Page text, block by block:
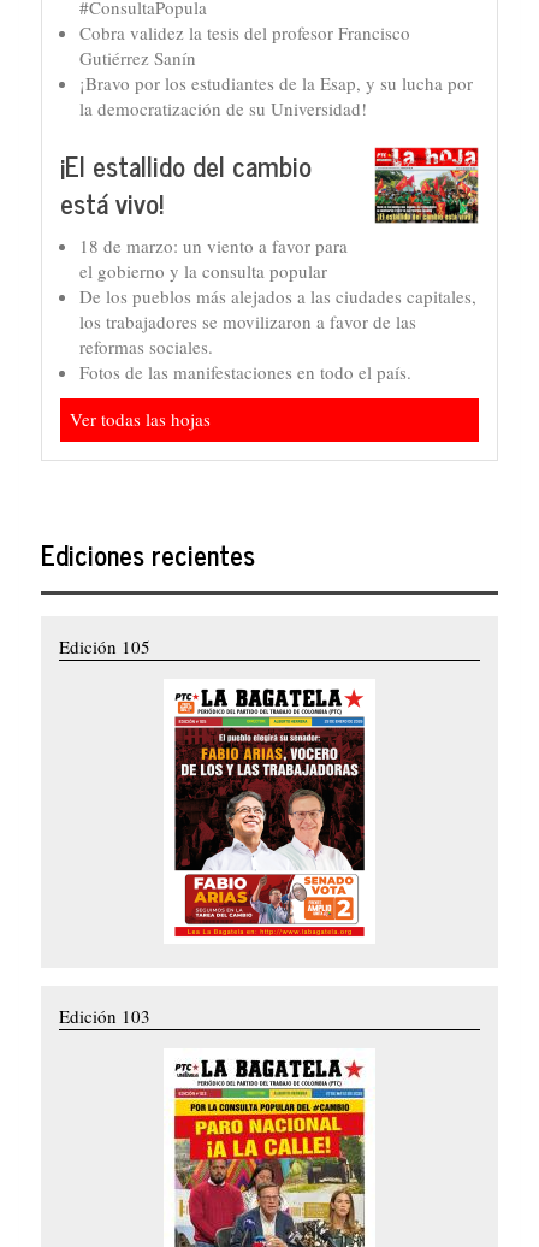
#ConsultaPopula
Cobra validez la tesis del profesor Francisco
Gutiérrez Sanín
¡Bravo por los estudiantes de la Esap, y su lucha por
la democratización de su Universidad!
¡El estallido del cambio
está vivo!
18 de marzo: un viento a favor para
el gobierno y la consulta popular
De los pueblos más alejados a las ciudades capitales,
los trabajadores se movilizaron a favor de las
reformas sociales.
Fotos de las manifestaciones en todo el país.
Ver todas las hojas
Ediciones recientes
Edición 105
Edición 103